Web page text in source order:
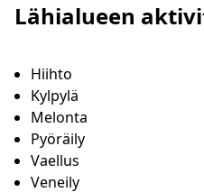
Lähialueen
Hiihto
Kylpylä
Melonta
Pyöräily
Vaellus
Veneily